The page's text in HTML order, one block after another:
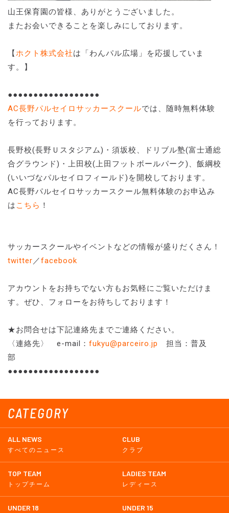
CATEGORY
ALL NEWS
すべてのニュース
CLUB
クラブ
TOP TEAM
トップチーム
LADIES TEAM
レディース
UNDER 18 UNDER 15
山王保育園の皆様、ありがとうございました。
またお会いできることを楽しみにしております。
【ホクト株式会社は「わんパル広場」を応援していま
す。】
●●●●●●●●●●●●●●●●●●
AC長野パルセイロサッカースクールでは、随時無料体験
を行っております。
長野校(長野Ｕスタジアム)・須坂校、ドリブル塾(富士通総
合グラウンド)・上田校(上田フットボールパーク)、飯綱校
(いいづなパルセイロフィールド)を開校しております。
AC長野パルセイロサッカースクール無料体験のお申込み
は こちら ！
サッカースクールやイベントなどの情報が盛りだくさん！
twitter／facebook
アカウントをお持ちでない方もお気軽にご覧いただけま
す。ぜひ、フォローをお待ちしております！
★お問合せは下記連絡先までご連絡ください。
〈連絡先〉 e-mail： fukyu@parceiro.jp
担当：普及
部
●●●●●●●●●●●●●●●●●●